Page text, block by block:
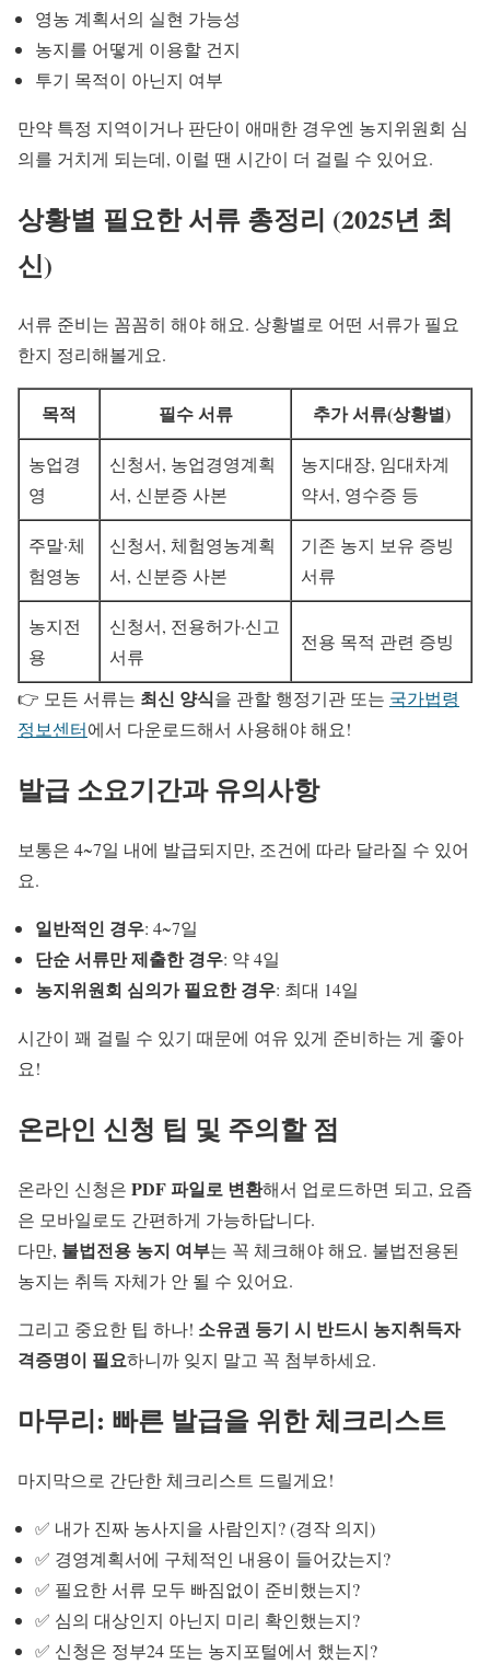
영농 계획서의 실현 가능성
농지를 어떻게 이용할 건지
투기 목적이 아닌지 여부
만약 특정 지역이거나 판단이 애매한 경우엔 농지위원회 심
의를 거치게 되는데, 이럴 땐 시간이 더 걸릴 수 있어요.
상황별 필요한 서류 총정리 (2025년 최
신)
서류 준비는 꼼꼼히 해야 해요. 상황별로 어떤 서류가 필요
한지 정리해볼게요.
목적 필수 서류 추가 서류(상황별)
농업경
영
신청서, 농업경영계획
서, 신분증 사본
농지대장, 임대차계
약서, 영수증 등
주말·체
험영농
신청서, 체험영농계획
서, 신분증 사본
기존 농지 보유 증빙
서류
농지전
용
신청서, 전용허가·신고
서류
전용 목적 관련 증빙
👉 모든 서류는 최신 양식을 관할 행정기관 또는 국가법령
정보센터에서 다운로드해서 사용해야 해요!
발급 소요기간과 유의사항
보통은 4~7일 내에 발급되지만, 조건에 따라 달라질 수 있어
요.
일반적인 경우: 4~7일
단순 서류만 제출한 경우: 약 4일
농지위원회 심의가 필요한 경우: 최대 14일
시간이 꽤 걸릴 수 있기 때문에 여유 있게 준비하는 게 좋아
요!
온라인 신청 팁 및 주의할 점
온라인 신청은 PDF 파일로 변환해서 업로드하면 되고, 요즘
은 모바일로도 간편하게 가능하답니다.
다만, 불법전용 농지 여부는 꼭 체크해야 해요. 불법전용된
농지는 취득 자체가 안 될 수 있어요.
그리고 중요한 팁 하나! 소유권 등기 시 반드시 농지취득자
격증명이 필요하니까 잊지 말고 꼭 첨부하세요.
마무리: 빠른 발급을 위한 체크리스트
마지막으로 간단한 체크리스트 드릴게요!
✅ 내가 진짜 농사지을 사람인지? (경작 의지)
✅ 경영계획서에 구체적인 내용이 들어갔는지?
✅ 필요한 서류 모두 빠짐없이 준비했는지?
✅ 심의 대상인지 아닌지 미리 확인했는지?
✅ 신청은 정부24 또는 농지포털에서 했는지?